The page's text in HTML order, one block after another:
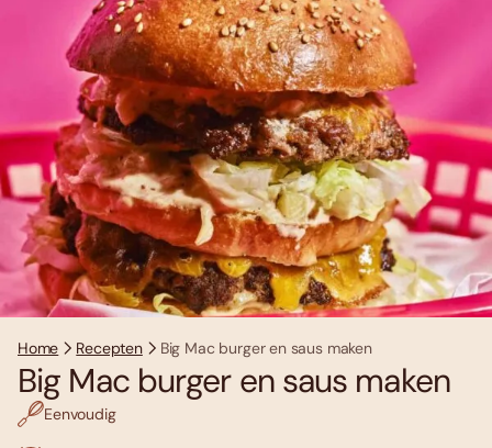
Home Recepten Big Mac burger en saus maken
Big Mac burger en saus maken
Eenvoudig